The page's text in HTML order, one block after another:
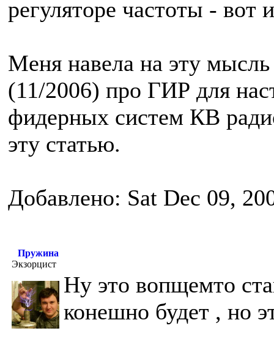
регуляторе частоты - вот
Меня навела на эту
(11/2006) про ГИР для
фидерных систем КВ
эту статью.
Добавлено: Sat Dec 09,
Пружина
Экзорцист
Ну это вопщемто
конешно будет , но